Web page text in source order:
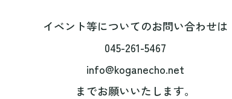
イベント等についてのお問い合わせは
045-261-5467
info@koganecho.net
までお願いいたします。